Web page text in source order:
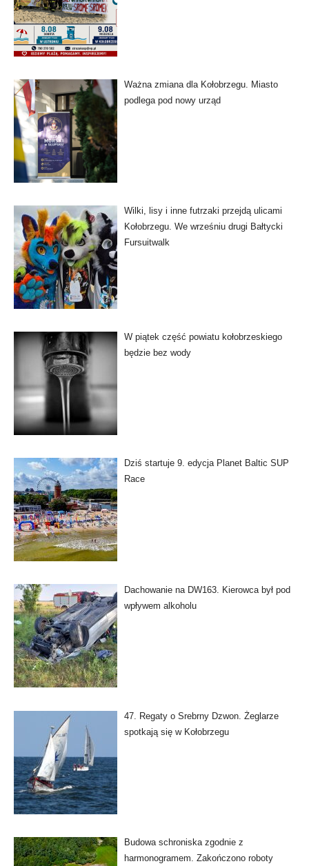
Ważna zmiana dla Kołobrzegu. Miasto
podlega pod nowy urząd
Wilki, lisy i inne futrzaki przejdą ulicami
Kołobrzegu. We wrześniu drugi Bałtycki
Fursuitwalk
W piątek część powiatu kołobrzeskiego
będzie bez wody
Dziś startuje 9. edycja Planet Baltic SUP
Race
Dachowanie na DW163. Kierowca był pod
wpływem alkoholu
47. Regaty o Srebrny Dzwon. Żeglarze
spotkają się w Kołobrzegu
Budowa schroniska zgodnie z
harmonogramem. Zakończono roboty